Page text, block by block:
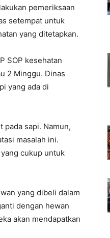
pemeriksaan
setempat untuk
yang ditetapkan.
SOP kesehatan
2 Minggu. Dinas
yang ada di
pada sapi. Namun,
masalah ini.
cukup untuk
yang dibeli dalam
dengan hewan
akan mendapatkan